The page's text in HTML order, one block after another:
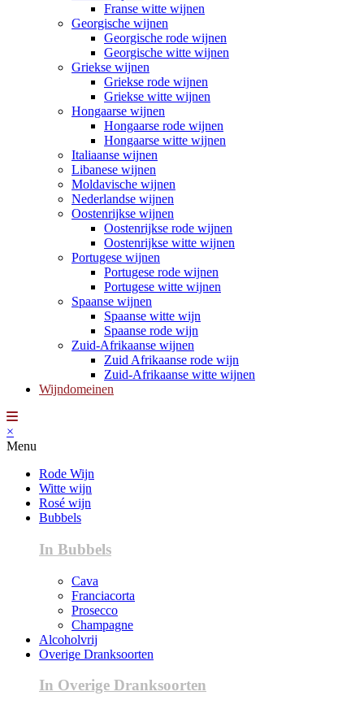
Franse witte wijnen
Georgische wijnen
Georgische rode wijnen
Georgische witte wijnen
Griekse wijnen
Griekse rode wijnen
Griekse witte wijnen
Hongaarse wijnen
Hongaarse rode wijnen
Hongaarse witte wijnen
Italiaanse wijnen
Libanese wijnen
Moldavische wijnen
Nederlandse wijnen
Oostenrijkse wijnen
Oostenrijkse rode wijnen
Oostenrijkse witte wijnen
Portugese wijnen
Portugese rode wijnen
Portugese witte wijnen
Spaanse wijnen
Spaanse witte wijn
Spaanse rode wijn
Zuid-Afrikaanse wijnen
Zuid Afrikaanse rode wijn
Zuid-Afrikaanse witte wijnen
Wijndomeinen
×
Menu
Rode Wijn
Witte wijn
Rosé wijn
Bubbels
In Bubbels
Cava
Franciacorta
Prosecco
Champagne
Alcoholvrij
Overige Dranksoorten
In Overige Dranksoorten